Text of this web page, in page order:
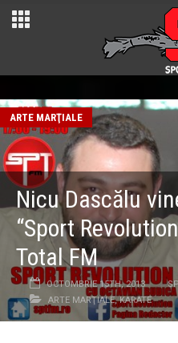
ARTE MARŢIALE
Nicu Dascălu
“Sport
Total FM
OCTOMBRIE 15TH, 2013
ARTE MARŢIALE,KARATE